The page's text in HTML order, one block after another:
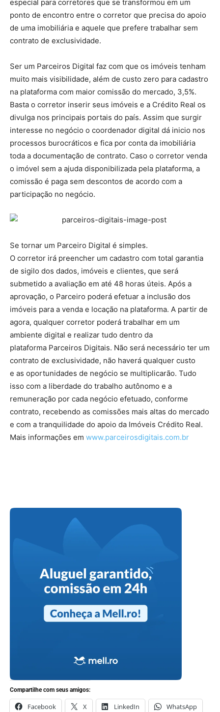
especial para corretores que se transformou em um
ponto de encontro entre o corretor que precisa do apoio
de uma imobiliária e aquele que prefere trabalhar sem
contrato de exclusividade.
Ser um Parceiros Digital faz com que os imóveis tenham
muito mais visibilidade, além de custo zero para cadastro
na plataforma com maior comissão do mercado, 3,5%.
Basta o corretor inserir seus imóveis e a Crédito Real os
divulga nos principais portais do país. Assim que surgir
interesse no negócio o coordenador digital dá inicio nos
processos burocráticos e fica por conta da imobiliária
toda a documentação de contrato. Caso o corretor venda
o imóvel sem a ajuda disponibilizada pela plataforma, a
comissão é paga sem descontos de acordo com a
participação no negócio.
Se tornar um Parceiro Digital é simples.
O corretor irá preencher um cadastro com total garantia
de sigilo dos dados, imóveis e clientes, que será
submetido a avaliação em até 48 horas úteis. Após a
aprovação, o Parceiro poderá efetuar a inclusão dos
imóveis para a venda e locação na plataforma. A partir de
agora, qualquer corretor poderá trabalhar em um
ambiente digital e realizar tudo dentro da
plataforma Parceiros Digitais. Não será necessário ter um
contrato de exclusividade, não haverá qualquer custo
e as oportunidades de negócio se multiplicarão. Tudo
isso com a liberdade do trabalho autônomo e a
remuneração por cada negócio efetuado, conforme
contrato, recebendo as comissões mais altas do mercado
e com a tranquilidade do apoio da Imóveis Crédito Real.
Mais informações em www.parceirosdigitais.com.br
Compartilhe com seus amigos:
Facebook X LinkedIn WhatsApp